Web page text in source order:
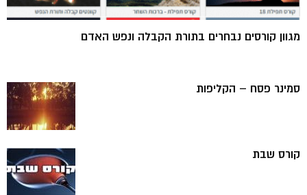
מגוון קורסים נבחרים בתורת הקבלה ונפש האדם
סמינר פסח – הקליפות
קורס שבת